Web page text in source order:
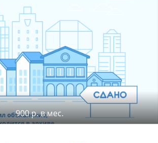
900 р. в мес.